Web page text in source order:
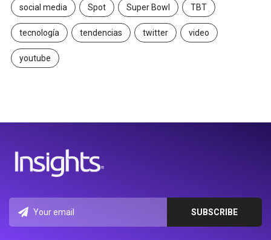
social media Spot Super Bowl TBT
tecnología tendencias twitter video
youtube